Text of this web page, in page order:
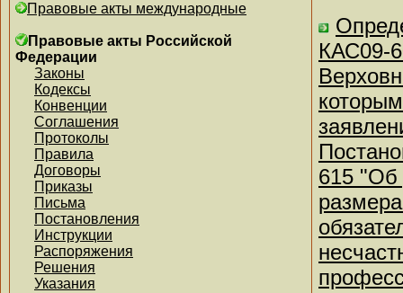
Правовые акты международные
Правовые акты Российской
Федерации
Законы
Кодексы
Конвенции
Соглашения
Протоколы
Правила
Договоры
Приказы
Письма
Постановления
Инструкции
Распоряжения
Решения
Указания
КАС09-
615 "Об